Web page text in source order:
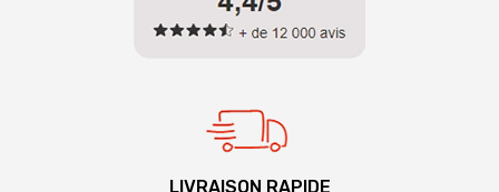
LIVRAISON RAPIDE